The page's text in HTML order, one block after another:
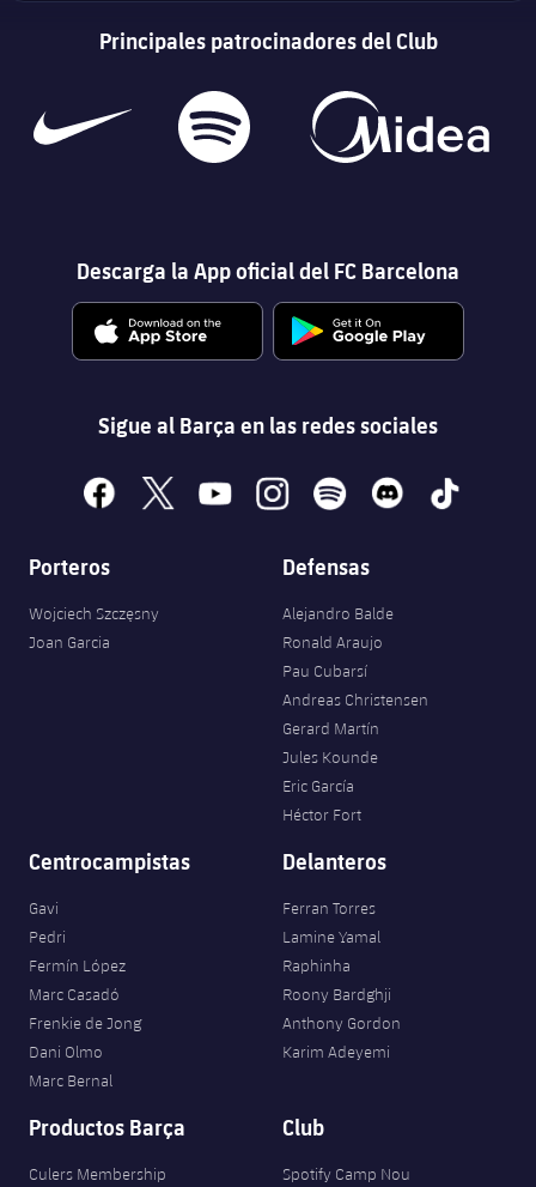
Principales patrocinadores del Club
Descarga la App oficial del FC Barcelona
Sigue al Barça en las redes sociales
facebook
x youtubeinstagramspotify discord tiktok
Porteros
Wojciech Szczęsny
Joan Garcia
Defensas
Alejandro Balde
Ronald Araujo
Pau Cubarsí
Andreas Christensen
Gerard Martín
Jules Kounde
Eric García
Héctor Fort
Centrocampistas
Gavi
Pedri
Fermín López
Marc Casadó
Frenkie de Jong
Dani Olmo
Marc Bernal
Delanteros
Ferran Torres
Lamine Yamal
Raphinha
Roony Bardghji
Anthony Gordon
Karim Adeyemi
Productos Barça
Culers Membership
Club
Spotify Camp Nou